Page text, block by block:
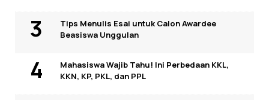
Tips Menulis Esai untuk Calon Awardee
Beasiswa Unggulan
Mahasiswa Wajib Tahu! Ini Perbedaan KKL,
KKN, KP, PKL, dan PPL